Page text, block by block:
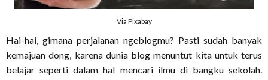
Via Pixabay
Hai-hai, gimana perjalanan ngeblogmu? Pasti sudah banyak
kemajuan dong, karena dunia blog menuntut kita untuk terus
belajar seperti dalam hal mencari ilmu di bangku sekolah.